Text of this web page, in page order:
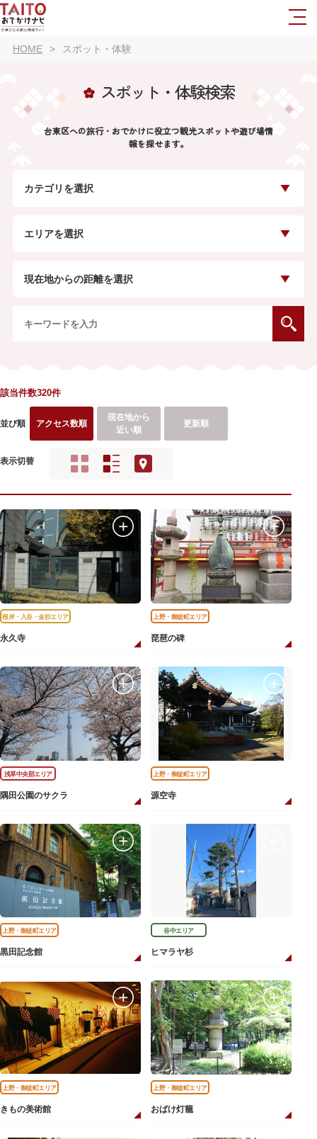
HOME スポット・体験
スポット・体験検索
台東区への旅行・おでかけに役立つ観光スポットや遊び場情
報を探せます。
カテゴリを選択
エリアを選択
現在地からの距離を選択
該当件数320件
並び順 アクセス数順
現在地から
近い順
更新順
表示切替
根岸・入谷・金杉エリア
永久寺
上野・御徒町エリア
琵琶の碑
浅草中央部エリア
隅田公園のサクラ
上野・御徒町エリア
源空寺
上野・御徒町エリア
黒田記念館
谷中エリア
ヒマラヤ杉
上野・御徒町エリア
きもの美術館
上野・御徒町エリア
おばけ灯籠